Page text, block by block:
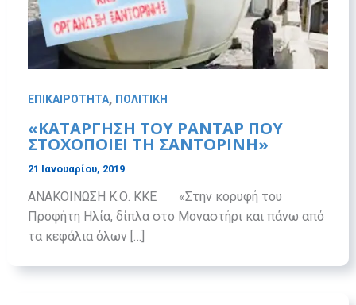
ΕΠΙΚΑΙΡΟΤΗΤΑ, ΠΟΛΙΤΙΚΗ
«ΚΑΤΑΡΓΗΣΗ ΤΟΥ ΡΑΝΤΑΡ ΠΟΥ
ΣΤΟΧΟΠΟΙΕΙ ΤΗ ΣΑΝΤΟΡΙΝΗ»
21 Ιανουαρίου, 2019
ΑΝΑΚΟΙΝΩΣΗ Κ.Ο. ΚΚΕ «Στην κορυφή του
Προφήτη Ηλία, δίπλα στο Μοναστήρι και πάνω από
τα κεφάλια όλων […]